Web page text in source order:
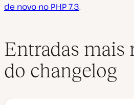
de novo no PHP 7.3.
Entradas mais
do changelog